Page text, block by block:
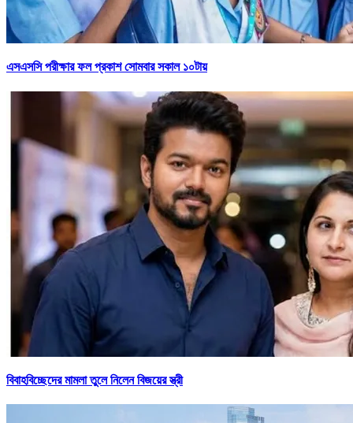
এসএসসি পরীক্ষার ফল প্রকাশ সোমবার সকাল ১০টায়
বিবাহবিচ্ছেদের মামলা তুলে নিলেন বিজয়ের স্ত্রী